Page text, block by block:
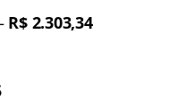
R$ 2.303,34